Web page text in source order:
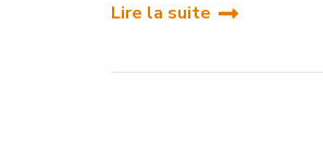
Lire la suite